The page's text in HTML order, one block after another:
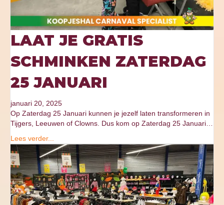
LAAT JE GRATIS
SCHMINKEN ZATERDAG
25 JANUARI
januari 20, 2025
Op Zaterdag 25 Januari kunnen je jezelf laten transformeren in
Tijgers, Leeuwen of Clowns. Dus kom op Zaterdag 25 Januari…
Lees verder...